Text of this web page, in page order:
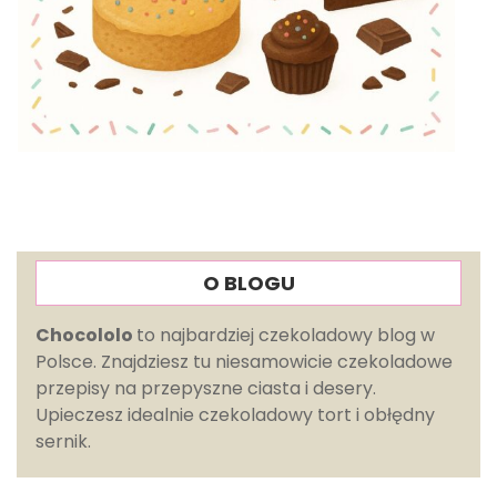
O BLOGU
Chocololo to najbardziej czekoladowy blog w
Polsce. Znajdziesz tu niesamowicie czekoladowe
przepisy na przepyszne ciasta i desery.
Upieczesz idealnie czekoladowy tort i obłędny
sernik.